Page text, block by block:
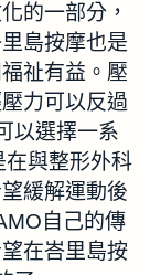
的一部分，
島按摩也是
祉有益。壓
力可以反過
以選擇一系
與整形外科
緩解運動後
自己的傳
在峇里島按